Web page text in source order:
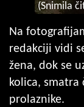
(Snimila
Na
redakciji vidi
žena, dok se
kolica,
prolaznike.